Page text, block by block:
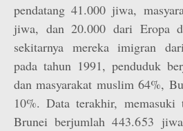
pendatang 41.000 jiwa,
jiwa, dan 20.000 dari Eropa
sekitarnya mereka imigran
pada tahun 1991, penduduk
dan masyarakat muslim 64%,
10%. Data terakhir, memasuki
Brunei berjumlah443.653